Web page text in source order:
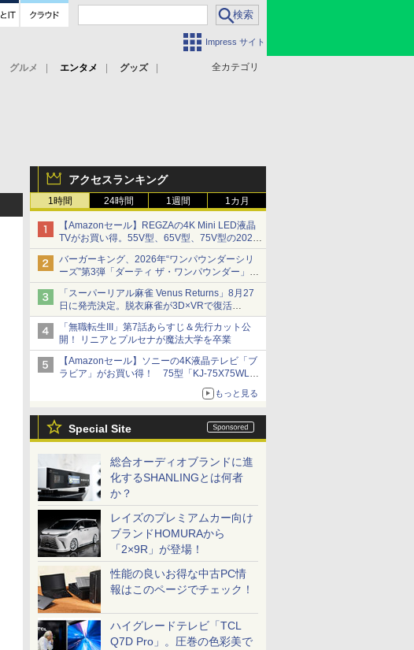
Impress サイト
全カテゴリ
グルメ エンタメ
グッズ
アクセスランキング
1時間 24時間 1週間 1カ月
【Amazonセール】REGZAの4K Mini LED液晶
TVがお買い得。55V型、65V型、75V型の2026
年モデルがラインナップ
バーガーキング、2026年“ワンパウンダーシリ
ーズ”第3弾「ダーティ ザ・ワンパウンダー」を
8月7日発売
「特製ガーリックマヨソース」を使用した超大
型チーズバーガー
「スーパーリアル麻雀 Venus Returns」8月27
日に発売決定。脱衣麻雀が3D×VRで復活
発売から2週間は20%オフになるセールが実施
「無職転生III」第7話あらすじ＆先行カット公
開！ リニアとプルセナが魔法大学を卒業
【Amazonセール】ソニーの4K液晶テレビ「ブ
ラビア」がお買い得！ 75型「KJ-75X75WL」
もっと見る
Special Site
総合オーディオブランドに進
化するSHANLINGとは何者
か？
レイズのプレミアムカー向け
ブランドHOMURAから
「2×9R」が登場！
性能の良いお得な中古PC情
報はこのページでチェック！
ハイグレードテレビ「TCL
Q7D Pro」。圧巻の色彩美で